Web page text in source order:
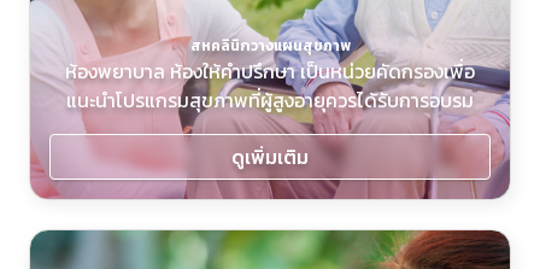
สหคลินิกวางแผนสุขภาพ
ห้องพยาบาล ห้องให้คำปรึกษา เป็นหน่วยคัดกรองเพื่อ
แนะนำโปรแกรมสุขภาพที่ผู้สูงอายุควรได้รับการอบรม
ดูเพิ่มเติม